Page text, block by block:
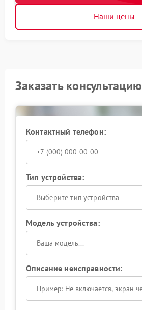
Наши цены
Заказать консультацию
Контактный телефон:
Тип устройства:
Выберите тип устройства
Модель устройства:
Описание неисправности: